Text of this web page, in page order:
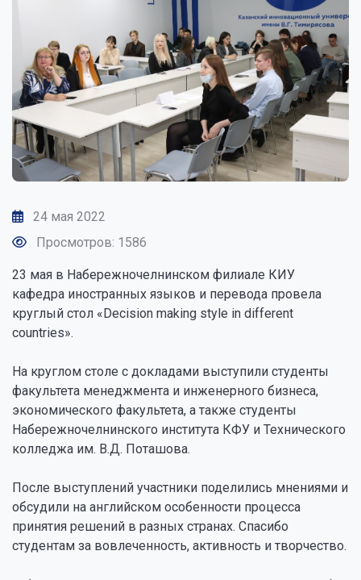
24 мая 2022
Просмотров: 1586
23 мая в Набережночелнинском филиале КИУ
кафедра иностранных языков и перевода провела
круглый стол «Decision making style in different
countries».
На круглом столе с докладами выступили студенты
факультета менеджмента и инженерного бизнеса,
экономического факультета, а также студенты
Набережночелнинского института КФУ и Технического
колледжа им. В.Д. Поташова.
После выступлений участники поделились мнениями и
обсудили на английском особенности процесса
принятия решений в разных странах. Спасибо
студентам за вовлеченность, активность и творчество.